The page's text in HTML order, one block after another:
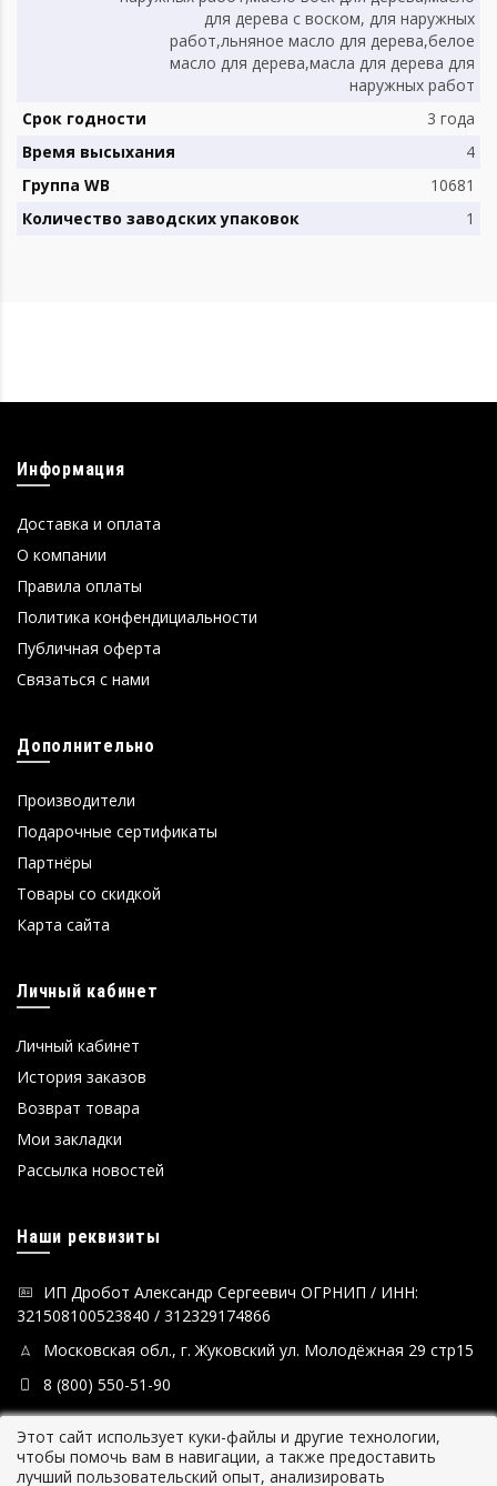
для дерева с воском, для наружных
работ,льняное масло для дерева,белое
масло для дерева,масла для дерева для
наружных работ
Срок годности
3 года
Время высыхания
4
Группа WB
10681
Количество заводских упаковок
1
Информация
Доставка и оплата
О компании
Правила оплаты
Политика конфендициальности
Публичная оферта
Связаться с нами
Дополнительно
Производители
Подарочные сертификаты
Партнёры
Товары со скидкой
Карта сайта
Личный кабинет
Личный кабинет
История заказов
Возврат товара
Мои закладки
Рассылка новостей
Наши реквизиты
ИП Дробот Александр Сергеевич ОГРНИП / ИНН:
321508100523840 / 312329174866
Московская обл., г. Жуковский ул. Молодёжная 29 стр15
8 (800) 550-51-90
Этот сайт использует куки-файлы и другие технологии,
чтобы помочь вам в навигации, а также предоставить
лучший пользовательский опыт, анализировать